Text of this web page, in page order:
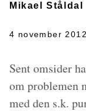
Mikael Ståldal
4 november 2012
Sent omsider
om problemen
med den s.k.